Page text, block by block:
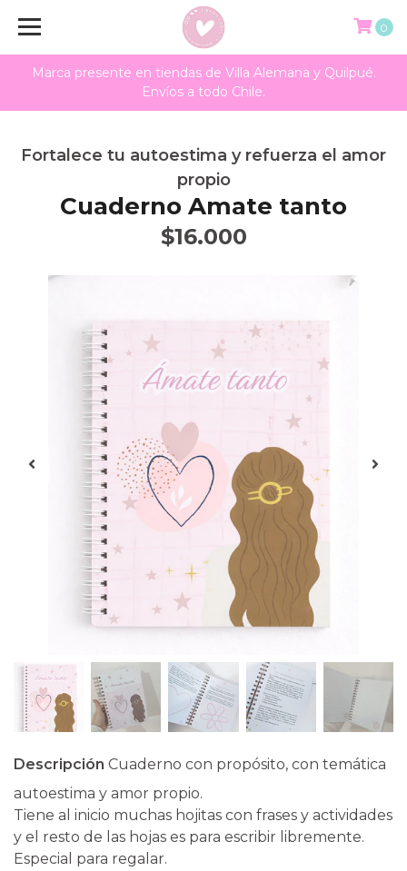
Marca presente en tiendas de Villa Alemana y Quilpué.
Envíos a todo Chile.
0
Fortalece tu autoestima y refuerza el amor
propio
Cuaderno Amate tanto
$16.000
Descripción Cuaderno con propósito, con temática
autoestima y amor propio.
Tiene al inicio muchas hojitas con frases y actividades
y el resto de las hojas es para escribir libremente.
Especial para regalar.